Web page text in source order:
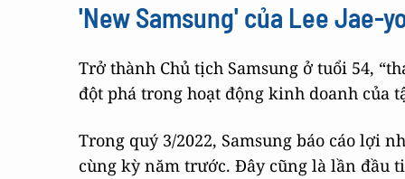
'New Samsung' của Lee Jae-
Trở thành Chủ tịch Samsung ở tuổi 54,
đột phá trong hoạt động kinh doanh của
Trong quý 3/2022, Samsung báo cáo lợi
cùng kỳ năm trước. Đây cũng là lần đầu